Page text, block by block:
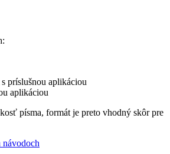
príslušnou aplikáciou
aplikáciou
písma, formát je preto vhodný skôr pre
návodoch